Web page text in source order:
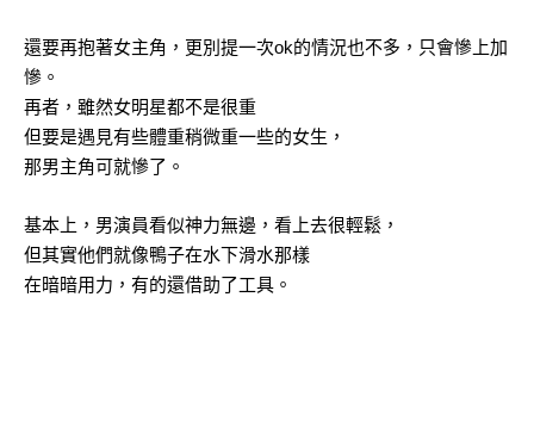
還要再抱著女主角，更別提一次ok的情況也不多，只會慘上加
慘。
再者，雖然女明星都不是很重
但要是遇見有些體重稍微重一些的女生，
那男主角可就慘了。
基本上，男演員看似神力無邊，看上去很輕鬆，
但其實他們就像鴨子在水下滑水那樣
在暗暗用力，有的還借助了工具。